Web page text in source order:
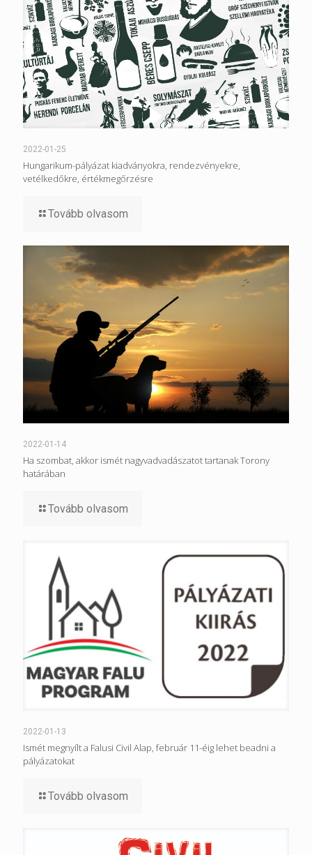
2022-01-25
Hungarikum-pályázat kiadványokra, rendezvényekre,
vetélkedőkre, értékmegőrzésre
Tovább olvasom
2022-01-14
Ha szombat, akkor ismét nagyvadvadászatot tartanak Torony
határában
Tovább olvasom
2022-01-13
Ismét megnyílt a Falusi Civil Alap, február 11-éig lehet beadni a
pályázatokat
Tovább olvasom